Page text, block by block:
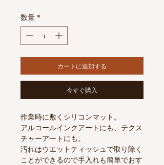
数量 *
カートに追加する
今すぐ購入
作業時に敷くシリコンマット。
アルコールインクアートにも、テクス
チャーアートにも。
汚れはウエットティッシュで取り除く
ことができるので手入れも簡単でおす